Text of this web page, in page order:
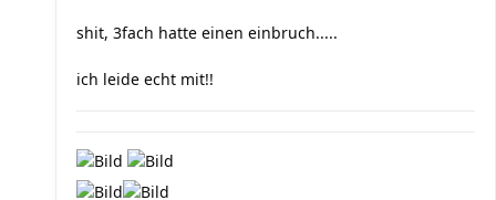
shit, 3fach hatte einen einbruch.....
ich leide echt mit!!